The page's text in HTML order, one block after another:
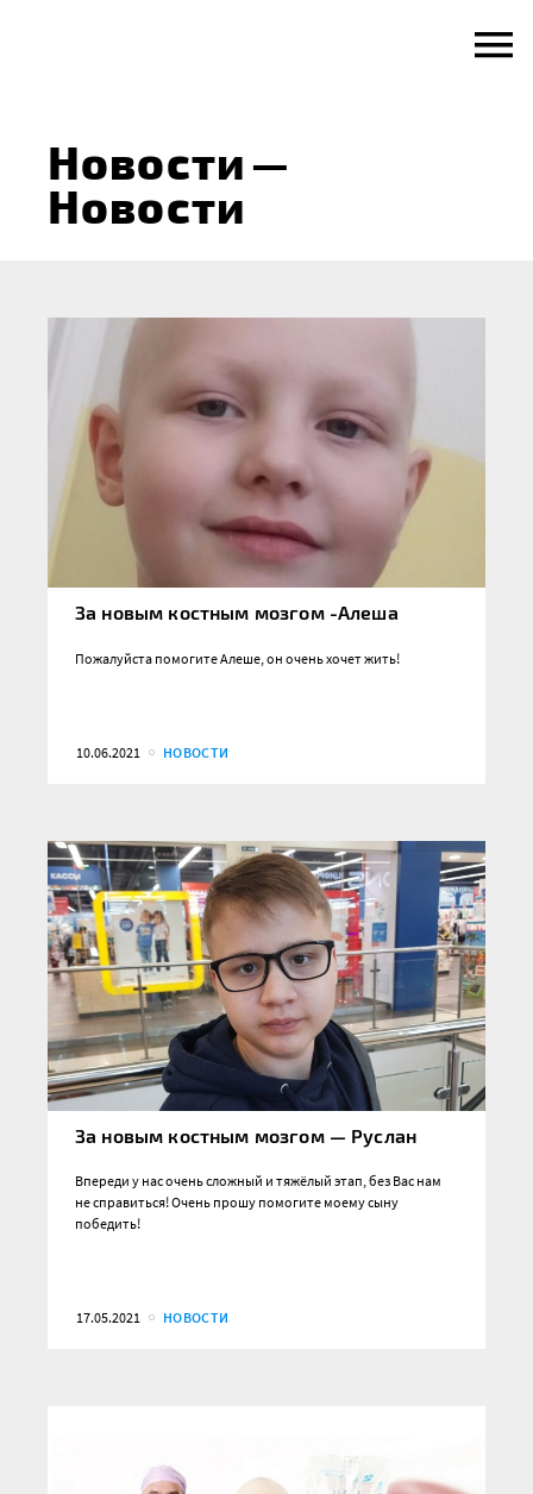
Новости—
Новости
За новым костным мозгом -Алеша
Пожалуйста помогите Алеше, он очень хочет жить!
10.06.2021 НОВОСТИ
За новым костным мозгом — Руслан
Впереди у нас очень сложный и тяжёлый этап, без Вас нам
не справиться! Очень прошу помогите моему сыну
победить!
17.05.2021 НОВОСТИ